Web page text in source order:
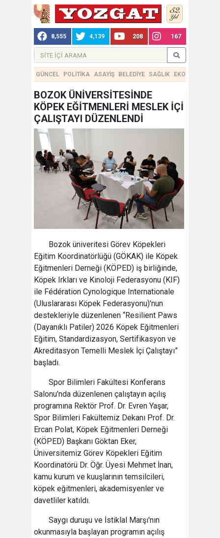
8,555 4,139 208 167
GÜNCEL POLİTİKA ASAYİŞ BELEDİYE SAĞLIK EKONOMİ
BOZOK ÜNİVERSİTESİNDE
KÖPEK EĞİTMENLERİ MESLEK İÇİ
ÇALIŞTAYI DÜZENLENDİ
Bozok üniveritesi Görev Köpekleri
Eğitim Koordinatörlüğü (GÖKAK) ile Köpek
Eğitmenleri Derneği (KÖPED) iş birliğinde,
Köpek Irkları ve Kinoloji Federasyonu (KIF)
ile Fédération Cynologique Internationale
(Uluslararası Köpek Federasyonu)'nun
destekleriyle düzenlenen “Resilient Paws
(Dayanıklı Patiler) 2026 Köpek Eğitmenleri
Eğitim, Standardizasyon, Sertifikasyon ve
Akreditasyon Temelli Meslek İçi Çalıştayı”
başladı.
Spor Bilimleri Fakültesi Konferans
Salonu'nda düzenlenen çalıştayın açılış
programına Rektör Prof. Dr. Evren Yaşar,
Spor Bilimleri Fakültemiz Dekanı Prof. Dr.
Ercan Polat, Köpek Eğitmenleri Derneği
(KÖPED) Başkanı Göktan Eker,
Üniversitemiz Görev Köpekleri Eğitim
Koordinatörü Dr. Öğr. Üyesi Mehmet İnan,
kamu kurum ve kuuşlarının temsilcileri,
köpek eğitmenleri, akademisyenler ve
davetliler katıldı.
Saygı duruşu ve İstiklal Marşı'nın
okunmasıyla başlayan programın açılış